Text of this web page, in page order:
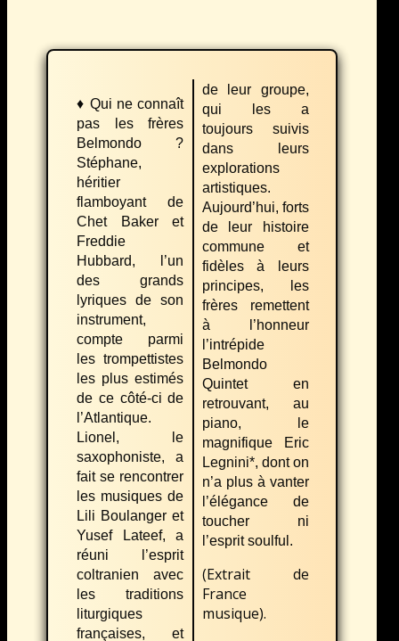
♦ Qui ne connaît
pas les frères
Belmondo ?
Stéphane,
héritier
flamboyant de
Chet Baker et
Freddie
Hubbard, l’un
des grands
lyriques de son
instrument,
compte parmi
les trompettistes
les plus estimés
de ce côté-ci de
l’Atlantique.
Lionel, le
saxophoniste, a
fait se rencontrer
les musiques de
Lili Boulanger et
Yusef Lateef, a
réuni l’esprit
coltranien avec
les traditions
liturgiques
françaises, et
de leur groupe,
qui les a
toujours suivis
dans leurs
explorations
artistiques.
Aujourd’hui, forts
de leur histoire
commune et
fidèles à leurs
principes, les
frères remettent
à l’honneur
l’intrépide
Belmondo
Quintet en
retrouvant, au
piano, le
magnifique Eric
Legnini*, dont on
n’a plus à vanter
l’élégance de
toucher ni
l’esprit soulful.
(Extrait de
France
musique).